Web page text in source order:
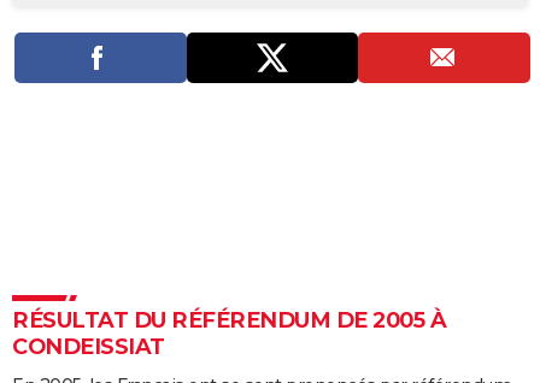
PHOTO
GUIDES D'ACHAT
COPAINS D'AVANT
RÉSULTAT DU RÉFÉRENDUM DE 2005 À
CONDEISSIAT